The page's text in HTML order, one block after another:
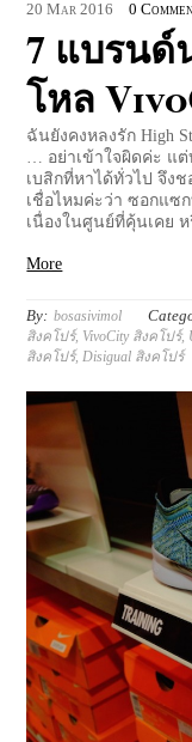
20 Mar 2016 0
7 แบรนด์
โหล
ฉันยังคงหลงรัก High
… อย่าเข้าใจผิดค่ะ แ
เบสิกที่หาได้ทั่วไป จึง
เชื่อไหมค่ะว่า ซอกแซ
เนื่องในศูนย์ที่คุ้นเคย
More
By: bosasivimol
สิงคโปร์, VivoCity สิงคโปร์,
สิงคโปร์,Disigual สิงคโปร์